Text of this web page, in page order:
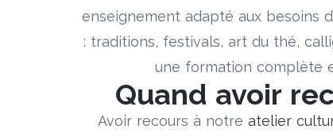
enseignement adapté aux besoins
: traditions, festivals, art du thé,
une formation complète
Quand avoir
Avoir recours à notre atelier